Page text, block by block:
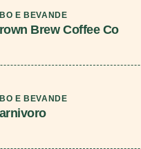
E BEVANDE
Brew Coffee Co
E BEVANDE